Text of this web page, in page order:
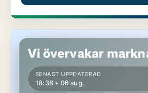
Lager i Motala
Vi övervakar
SENAST UPPDATERAD
18:38 • 06 aug.